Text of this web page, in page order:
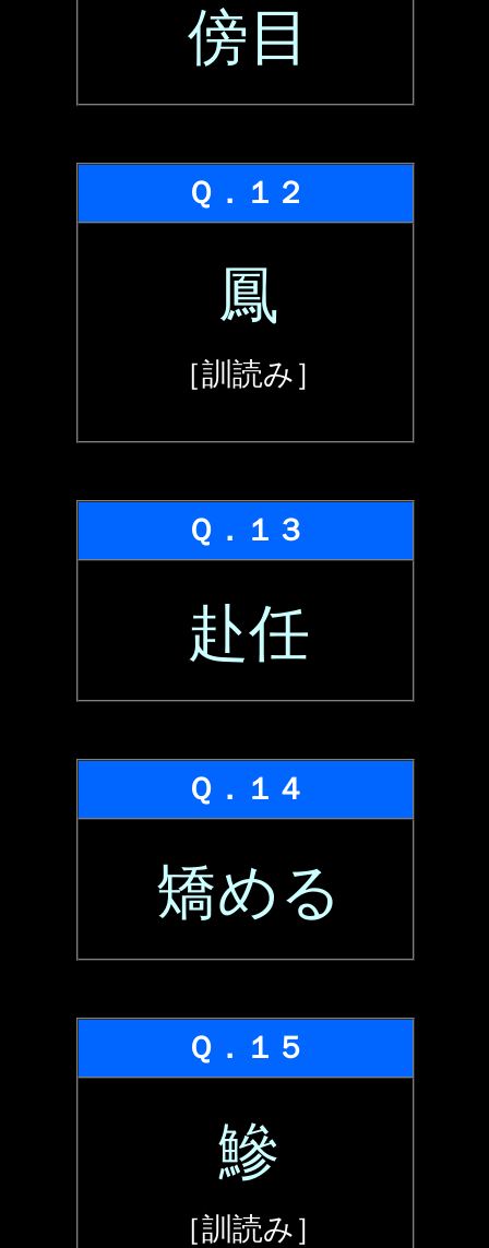
傍目
Ｑ．１２
鳳
［訓読み］
Ｑ．１３
赴任
Ｑ．１４
矯める
Ｑ．１５
鰺
［訓読み］